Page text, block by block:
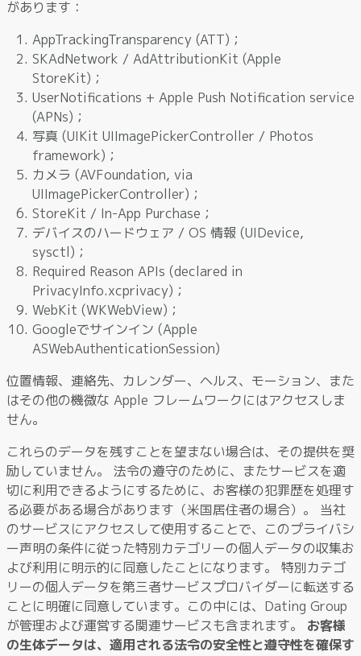
があります：
AppTrackingTransparency (ATT)；
SKAdNetwork / AdAttributionKit (Apple
StoreKit)；
UserNotifications + Apple Push Notification service
(APNs)；
写真 (UIKit UIImagePickerController / Photos
framework)；
カメラ (AVFoundation, via
UIImagePickerController)；
StoreKit / In-App Purchase；
デバイスのハードウェア / OS 情報 (UIDevice,
sysctl)；
Required Reason APIs (declared in
PrivacyInfo.xcprivacy)；
WebKit (WKWebView)；
Googleでサインイン (Apple
ASWebAuthenticationSession)
位置情報、連絡先、カレンダー、ヘルス、モーション、また
はその他の機微な Apple フレームワークにはアクセスしま
せん。
これらのデータを残すことを望まない場合は、その提供を奨
励していません。 法令の遵守のために、またサービスを適
切に利用できるようにするために、お客様の犯罪歴を処理す
る必要がある場合があります（米国居住者の場合）。 当社
のサービスにアクセスして使用することで、このプライバシ
ー声明の条件に従った特別カテゴリーの個人データの収集お
よび利用に明示的に同意したことになります。 特別カテゴ
リーの個人データを第三者サービスプロバイダーに転送する
ことに明確に同意しています。この中には、Dating Group
が管理および運営する関連サービスも含まれます。 お客様
の生体データは、適用される法令の安全性と遵守性を確保す